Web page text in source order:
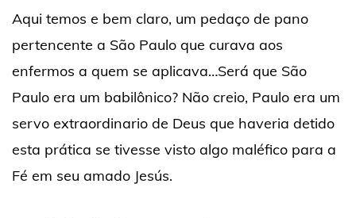
Aqui temos e bem claro, um pedaço de pano
pertencente a São Paulo que curava aos
enfermos a quem se aplicava…Será que São
Paulo era um babilônico? Não creio, Paulo era um
servo extraordinario de Deus que haveria detido
esta prática se tivesse visto algo maléfico para a
Fé em seu amado Jesús.